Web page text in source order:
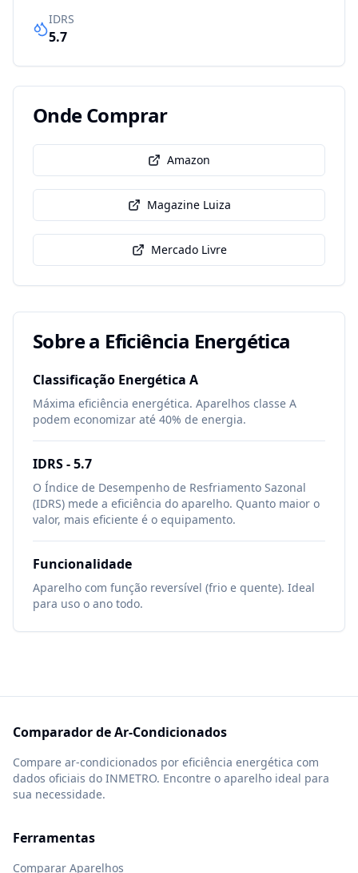
IDRS
5.7
Onde Comprar
Amazon
Magazine Luiza
Mercado Livre
Sobre a Eficiência Energética
Classificação Energética A
Máxima eficiência energética. Aparelhos classe A
podem economizar até 40% de energia.
IDRS -5.7
O Índice de Desempenho de Resfriamento Sazonal
(IDRS) mede a eficiência do aparelho. Quanto maior o
valor, mais eficiente é o equipamento.
Funcionalidade
Aparelho com função reversível (frio e quente). Ideal
para uso o ano todo.
Comparador de Ar-Condicionados
Compare ar-condicionados por eficiência energética com
dados oficiais do INMETRO. Encontre o aparelho ideal para
sua necessidade.
Ferramentas
Comparar Aparelhos